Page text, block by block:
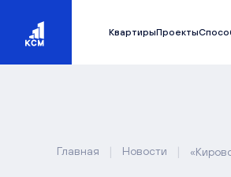
КвартирыПроекты
Главная | Новости |